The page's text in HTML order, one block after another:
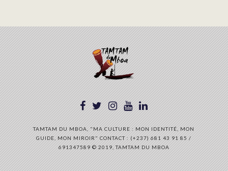
TAMTAM DU MBOA, "MA CULTURE : MON IDENTITÉ, MON
GUIDE, MON MIROIR" CONTACT : (+237) 681 43 91 85 /
691347589 © 2019, TAMTAM DU MBOA